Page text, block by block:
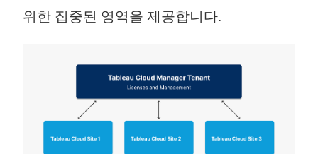
위한 집중된 영역을 제공합니다.